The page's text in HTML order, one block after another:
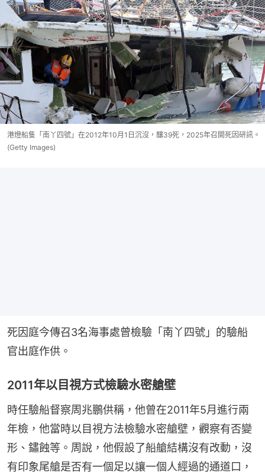
港燈船隻「南丫四號」在2012年10月1日沉沒，釀39死，2025年召開死因研訊。
(Getty Images)
死因庭今傳召3名海事處曾檢驗「南丫四號」的驗船
官出庭作供。
2011年以目視方式檢驗水密艙壁
時任驗船督察周兆鵬供稱，他曾在2011年5月進行兩
年檢，他當時以目視方法檢驗水密艙壁，觀察有否變
形、鏽蝕等。周說，他假設了船艙結構沒有改動，沒
有印象尾艙是否有一個足以讓一個人經過的通道口，